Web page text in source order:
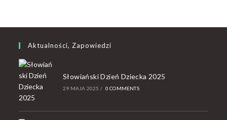
Aktualności, Zapowiedzi
Słowiański Dzień Dziecka 2025
29 MAJA 2025 / 0 COMMENTS